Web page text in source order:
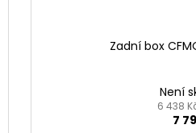
Zadní box
Není
6 438
7